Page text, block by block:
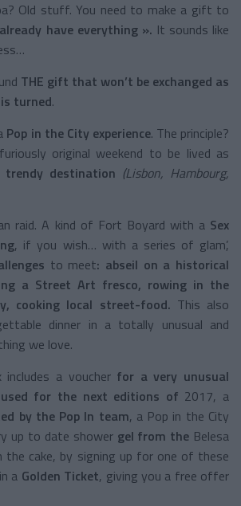
Old stuff. You need to make a gift to
have everything ». It sounds like
THE gift that won’t be exchanged as
turned.
Pop in the City experience. The principle?
original weekend to be lived as
trendy destination (Lisbon, Hambourg,
raid. A kind of Fort Boyard with a Sex
, if you wish… with a series of glam’,
to meet: abseil on a historical
a Street Art fresco, rowing in the
cooking local street-food. This also
dinner in a totally unusual and
we love.
a voucher for a very unusual
used for the next editions of 2017, a
by the Pop In team, a Pop in the City
up to date shower gel from the Belesa
the cake, by signing up for one of these
a Golden Ticket, giving you a free offer